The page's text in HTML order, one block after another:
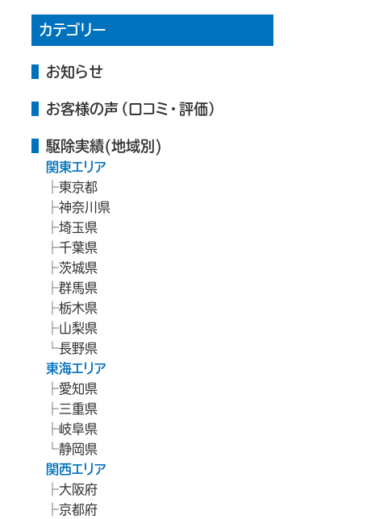
カテゴリー
お知らせ
お客様の声（口コミ・評価）
駆除実績(地域別)
関東エリア
東京都
神奈川県
埼玉県
千葉県
茨城県
群馬県
栃木県
山梨県
長野県
東海エリア
愛知県
三重県
岐阜県
静岡県
関西エリア
大阪府
京都府